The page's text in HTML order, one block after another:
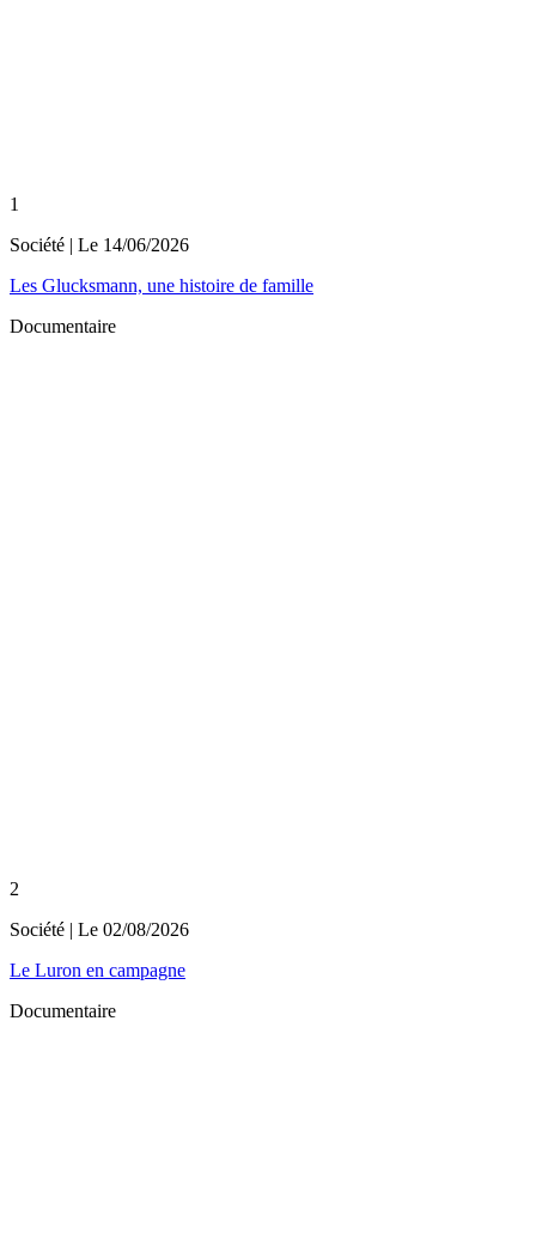
1
Société | Le 14/06/2026
Les Glucksmann, une histoire de famille
Documentaire
2
Société | Le 02/08/2026
Le Luron en campagne
Documentaire